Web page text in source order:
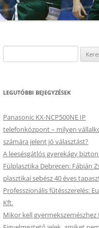
LEGUTÓBBI BEJEGYZÉSEK
Panasonic KX-NCP500NE IP
telefonközpont – milyen
számára jelent jó választást?
A leesésgátlós gyerekágy
Fülplasztika Debrecen: Fábián
plasztikai sebész 40 éves
Professzionális fűtésszerelés:
Kft.
Mikor kell gyermekszemészhez